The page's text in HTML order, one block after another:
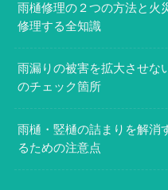
雨樋修理の２つの方法と火
修理する全知識
雨漏りの被害を拡大させな
のチェック箇所
雨樋・竪樋の詰まりを解消
るための注意点